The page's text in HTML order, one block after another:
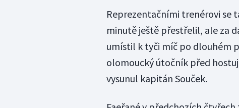
Reprezentačními trenérovi se
minutě ještě přestřelil, ale za
umístil k tyči míč po dlouhém
olomoucký útočník před
vysunul kapitán Souček.